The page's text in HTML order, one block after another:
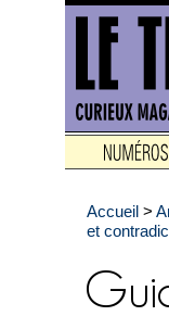
Accueil >
et